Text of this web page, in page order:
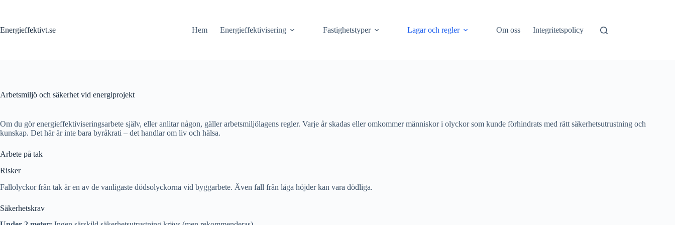
Energieffektivt.se
Hem Energieffektivisering Fastighetstyper Lagar och regler Om oss Integritetspolicy
Arbetsmiljö och säkerhet vid energiprojekt
Om du gör energieffektiviseringsarbete själv, eller anlitar någon, gäller arbetsmiljölagens regler. Varje år skadas eller omkommer människor i olyckor som kunde förhindrats med rätt säkerhetsutrustning och
kunskap. Det här är inte bara byråkrati – det handlar om liv och hälsa.
Arbete på tak
Risker
Fallolyckor från tak är en av de vanligaste dödsolyckorna vid byggarbete. Även fall från låga höjder kan vara dödliga.
Säkerhetskrav